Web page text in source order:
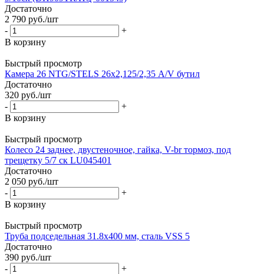
Достаточно
2 790 руб./шт
-
+
В корзину
Быстрый просмотр
Камера 26 NTG/STELS 26х2,125/2,35 A/V бутил
Достаточно
320 руб./шт
-
+
В корзину
Быстрый просмотр
Колесо 24 заднее, двустеночное, гайка, V-br тормоз, под
трещетку 5/7 ск LU045401
Достаточно
2 050 руб./шт
-
+
В корзину
Быстрый просмотр
Труба подседельная 31.8x400 мм, сталь VSS 5
Достаточно
390 руб./шт
-
+